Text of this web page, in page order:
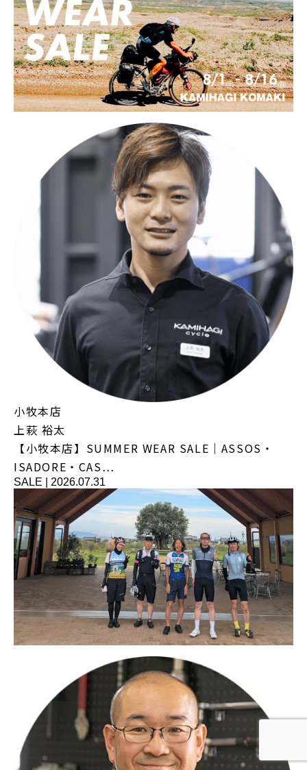
小牧本店
上萩 裕太
【小牧本店】SUMMER WEAR SALE｜ASSOS・
ISADORE・CAS…
SALE 2026.07.31